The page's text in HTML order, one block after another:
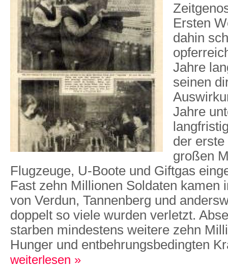
Ersten
dahin
Jahre
seinen
Jahre
der
großen
Flugzeuge, U-Boote und Giftgas
Fast zehn Millionen Soldaten kamen
von Verdun, Tannenberg und
doppelt so viele wurden verletzt.
starben mindestens weitere zehn
Hunger und entbehrungsbedingten
weiterlesen »